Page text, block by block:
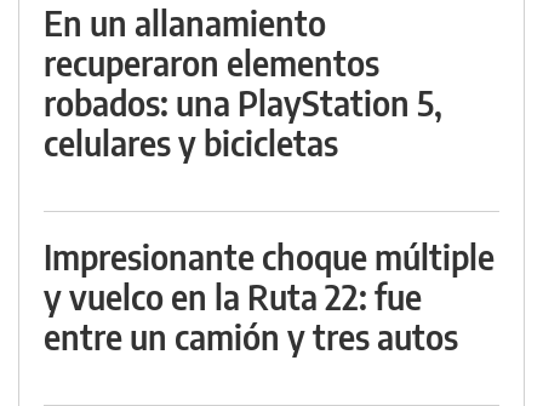
En un allanamiento
recuperaron elementos
robados: una PlayStation 5,
celulares y bicicletas
Impresionante choque múltiple
y vuelco en la Ruta 22: fue
entre un camión y tres autos